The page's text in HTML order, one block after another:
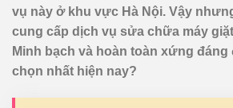
vụ này ở khu vực Hà Nội. Vậy
cung cấp dịch vụ sửa chữa máy
Minh bạch và hoàn toàn xứng
chọn nhất hiện nay?